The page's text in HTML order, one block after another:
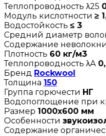
Теплопроводность λ25
Модуль кислотности ≥
Водостойкость ≤ 3
Средний диаметр
Содержание
Плотность 60 кг/м3
Теплопроводность λА
Бренд Rockwool
Толщина 150
Группа горючести НГ
Водопоглощение при
Размер 1000х600 мм
Особенности
Содержание